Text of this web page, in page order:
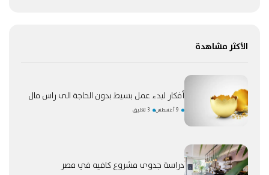
الأكثر مشاهدة
أفكار لبدء عمل بسيط بدون الحاجة الى راس مال
9 أغسطس 3 تعليق
دراسة جدوى مشروع كافيه في مصر